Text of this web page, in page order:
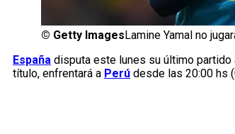
© Getty Images Lamine Yamal no
España disputa este lunes su último
título, enfrentará a Perú desde las 20:00 hs